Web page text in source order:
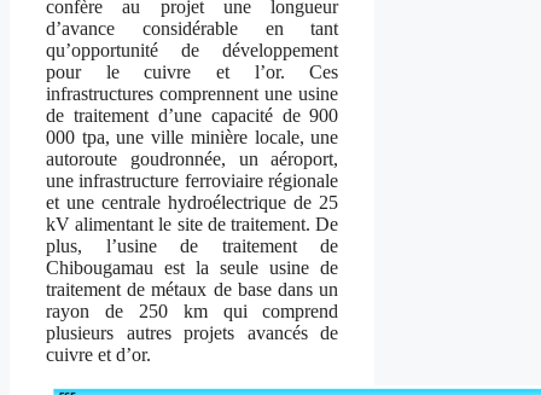
confère au projet une longueur
d’avance considérable en tant
qu’opportunité de développement
pour le cuivre et l’or. Ces
infrastructures comprennent une usine
de traitement d’une capacité de 900
000 tpa, une ville minière locale, une
autoroute goudronnée, un aéroport,
une infrastructure ferroviaire régionale
et une centrale hydroélectrique de 25
kV alimentant le site de traitement. De
plus, l’usine de traitement de
Chibougamau est la seule usine de
traitement de métaux de base dans un
rayon de 250 km qui comprend
plusieurs autres projets avancés de
cuivre et d’or.